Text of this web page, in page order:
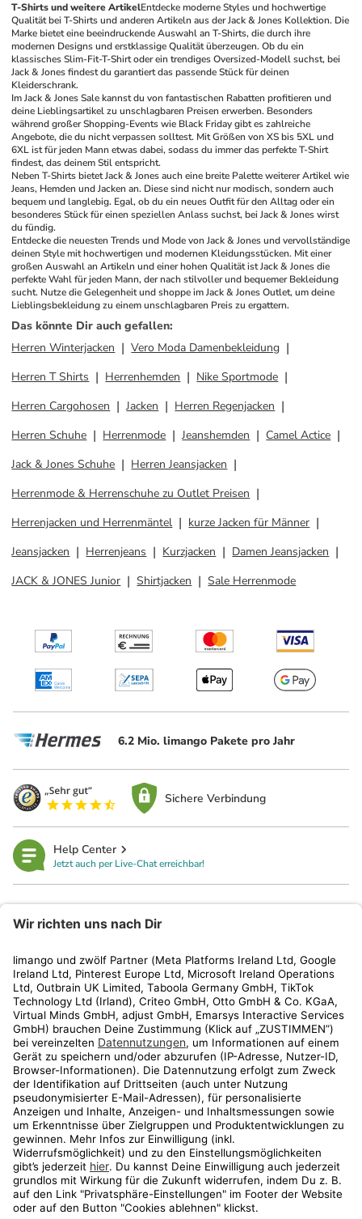
T-Shirts und weitere ArtikelEntdecke moderne Styles und hochwertige
Qualität bei T-Shirts und anderen Artikeln aus der Jack & Jones Kollektion. Die
Marke bietet eine beeindruckende Auswahl an T-Shirts, die durch ihre
modernen Designs und erstklassige Qualität überzeugen. Ob du ein
klassisches Slim-Fit-T-Shirt oder ein trendiges Oversized-Modell suchst, bei
Jack & Jones findest du garantiert das passende Stück für deinen
Kleiderschrank.
Im Jack & Jones Sale kannst du von fantastischen Rabatten profitieren und
deine Lieblingsartikel zu unschlagbaren Preisen erwerben. Besonders
während großer Shopping-Events wie Black Friday gibt es zahlreiche
Angebote, die du nicht verpassen solltest. Mit Größen von XS bis 5XL und
6XL ist für jeden Mann etwas dabei, sodass du immer das perfekte T-Shirt
findest, das deinem Stil entspricht.
Neben T-Shirts bietet Jack & Jones auch eine breite Palette weiterer Artikel wie
Jeans, Hemden und Jacken an. Diese sind nicht nur modisch, sondern auch
bequem und langlebig. Egal, ob du ein neues Outfit für den Alltag oder ein
besonderes Stück für einen speziellen Anlass suchst, bei Jack & Jones wirst
du fündig.
Entdecke die neuesten Trends und Mode von Jack & Jones und vervollständige
deinen Style mit hochwertigen und modernen Kleidungsstücken. Mit einer
großen Auswahl an Artikeln und einer hohen Qualität ist Jack & Jones die
perfekte Wahl für jeden Mann, der nach stilvoller und bequemer Bekleidung
sucht. Nutze die Gelegenheit und shoppe im Jack & Jones Outlet, um deine
Lieblingsbekleidung zu einem unschlagbaren Preis zu ergattern.
Das könnte Dir auch gefallen:
Herren Winterjacken
Vero Moda Damenbekleidung
Herren T Shirts
Herrenhemden
Nike Sportmode
Herren Cargohosen
Jacken
Herren Regenjacken
Herren Schuhe
Herrenmode Jeanshemden
Camel Actice
Jack & Jones Schuhe
Herren Jeansjacken
Herrenmode & Herrenschuhe zu Outlet Preisen
Herrenjacken und Herrenmäntel
kurze Jacken für Männer
Jeansjacken
Herrenjeans Kurzjacken
Damen Jeansjacken
JACK & JONES Junior
Shirtjacken Sale Herrenmode
6.2 Mio. limango Pakete pro Jahr
Sichere Verbindung
Help Center
Jetzt auch per Live-Chat erreichbar!
Kundenservice
Shop
Aktionen
Travel